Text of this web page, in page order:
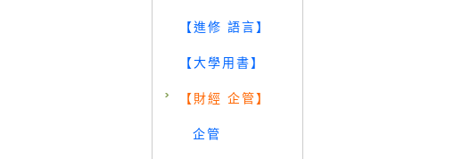
【進修 語言】
【大學用書】
【財經 企管】
企管